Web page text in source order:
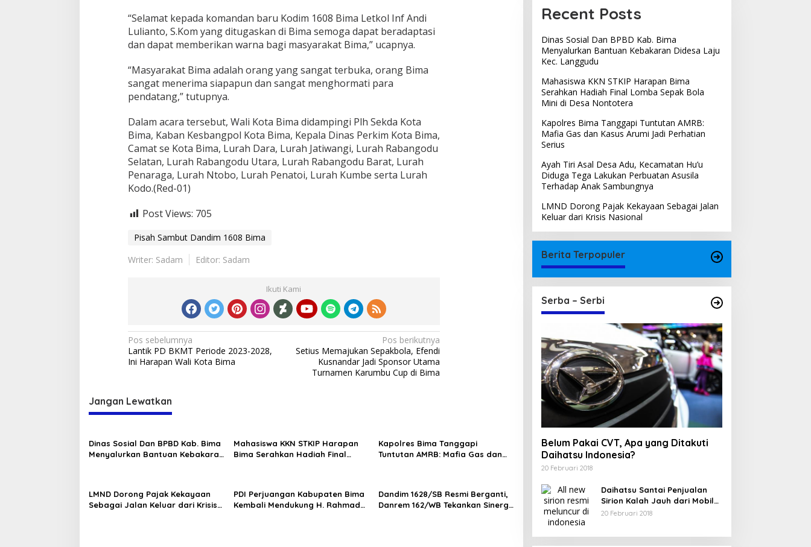
“Selamat kepada komandan baru Kodim 1608 Bima Letkol Inf Andi
Lulianto, S.Kom yang ditugaskan di Bima semoga dapat beradaptasi
dan dapat memberikan warna bagi masyarakat Bima,” ucapnya.
“Masyarakat Bima adalah orang yang sangat terbuka, orang Bima
sangat menerima siapapun dan sangat menghormati para
pendatang,” tutupnya.
Dalam acara tersebut, Wali Kota Bima didampingi Plh Sekda Kota
Bima, Kaban Kesbangpol Kota Bima, Kepala Dinas Perkim Kota Bima,
Camat se Kota Bima, Lurah Dara, Lurah Jatiwangi, Lurah Rabangodu
Selatan, Lurah Rabangodu Utara, Lurah Rabangodu Barat, Lurah
Penaraga, Lurah Ntobo, Lurah Penatoi, Lurah Kumbe serta Lurah
Kodo.(Red-01)
Post Views: 705
Pisah Sambut Dandim 1608 Bima
Writer: Sadam
Editor: Sadam
Ikuti Kami
Navigasi
pos
Pos sebelumnya
Lantik PD BKMT Periode 2023-2028,
Ini Harapan Wali Kota Bima
Pos berikutnya
Setius Memajukan Sepakbola, Efendi
Kusnandar Jadi Sponsor Utama
Turnamen Karumbu Cup di Bima
Jangan Lewatkan
Dinas Sosial Dan BPBD Kab. Bima
Menyalurkan Bantuan Kebakaran
Mahasiswa KKN STKIP Harapan
Bima Serahkan Hadiah Final
Kapolres Bima Tanggapi
Tuntutan AMRB: Mafia Gas dan
LMND Dorong Pajak Kekayaan
Sebagai Jalan Keluar dari Krisis
PDI Perjuangan Kabupaten Bima
Kembali Mendukung H. Rahmad
Dandim 1628/SB Resmi Berganti, ​
Danrem 162/WB Tekankan Sinergi
Recent Posts
Dinas Sosial Dan BPBD Kab. Bima
Menyalurkan Bantuan Kebakaran Didesa Laju
Kec. Langgudu
Mahasiswa KKN STKIP Harapan Bima
Serahkan Hadiah Final Lomba Sepak Bola
Mini di Desa Nontotera
Kapolres Bima Tanggapi Tuntutan AMRB:
Mafia Gas dan Kasus Arumi Jadi Perhatian
Serius
Ayah Tiri Asal Desa Adu, Kecamatan Hu’u
Diduga Tega Lakukan Perbuatan Asusila
Terhadap Anak Sambungnya
LMND Dorong Pajak Kekayaan Sebagai Jalan
Keluar dari Krisis Nasional
Berita Terpopuler
Serba – Serbi
Belum Pakai CVT, Apa yang Ditakuti
Daihatsu Indonesia?
20 Februari 2018
Daihatsu Santai Penjualan
Sirion Kalah Jauh dari Mobil
LCGC
20 Februari 2018